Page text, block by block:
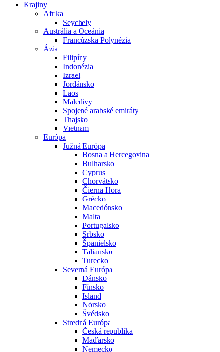
Krajiny
Afrika
Seychely
Austrália a Oceánia
Francúzska Polynézia
Ázia
Filipíny
Indonézia
Izrael
Jordánsko
Laos
Maledivy
Spojené arabské emiráty
Thajsko
Vietnam
Európa
Južná Európa
Bosna a Hercegovina
Bulharsko
Cyprus
Chorvátsko
Čierna Hora
Grécko
Macedónsko
Malta
Portugalsko
Srbsko
Španielsko
Taliansko
Turecko
Severná Európa
Dánsko
Fínsko
Island
Nórsko
Švédsko
Stredná Európa
Česká republika
Maďarsko
Nemecko